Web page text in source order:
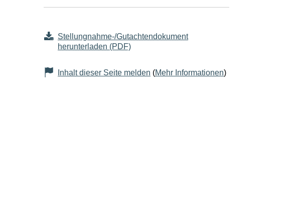
Stellungnahme-/Gutachtendokument
herunterladen (PDF)
Inhalt dieser Seite melden (Mehr Informationen)